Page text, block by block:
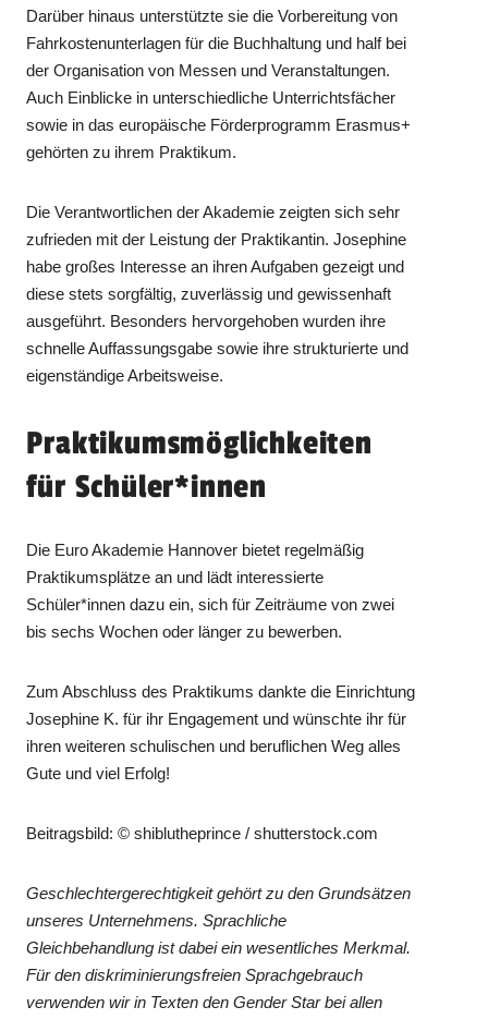
Darüber hinaus unterstützte sie die Vorbereitung von
Fahrkostenunterlagen für die Buchhaltung und half bei
der Organisation von Messen und Veranstaltungen.
Auch Einblicke in unterschiedliche Unterrichtsfächer
sowie in das europäische Förderprogramm Erasmus+
gehörten zu ihrem Praktikum.
Die Verantwortlichen der Akademie zeigten sich sehr
zufrieden mit der Leistung der Praktikantin. Josephine
habe großes Interesse an ihren Aufgaben gezeigt und
diese stets sorgfältig, zuverlässig und gewissenhaft
ausgeführt. Besonders hervorgehoben wurden ihre
schnelle Auffassungsgabe sowie ihre strukturierte und
eigenständige Arbeitsweise.
Praktikumsmöglichkeiten
für Schüler*innen
Die Euro Akademie Hannover bietet regelmäßig
Praktikumsplätze an und lädt interessierte
Schüler*innen dazu ein, sich für Zeiträume von zwei
bis sechs Wochen oder länger zu bewerben.
Zum Abschluss des Praktikums dankte die Einrichtung
Josephine K. für ihr Engagement und wünschte ihr für
ihren weiteren schulischen und beruflichen Weg alles
Gute und viel Erfolg!
Beitragsbild: © shiblutheprince / shutterstock.com
Geschlechtergerechtigkeit gehört zu den Grundsätzen
unseres Unternehmens. Sprachliche
Gleichbehandlung ist dabei ein wesentliches Merkmal.
Für den diskriminierungsfreien Sprachgebrauch
verwenden wir in Texten den Gender Star bei allen